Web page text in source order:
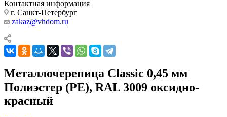
Контактная информация
г. Санкт-Петербург
zakaz@vhdom.ru
Металлочерепица Classic 0,45 мм
Полиэстер (РЕ), RAL 3009 оксидно-
красный